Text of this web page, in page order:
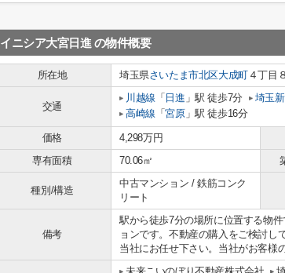
イニシア大宮日進 の物件概要
所在地 埼玉県さいたま市北区大成町４丁目
交通
川越線 「 日進 」駅 徒歩7分 埼玉
高崎線 「宮原」駅 徒歩16分
価格 4,298万円
専有面積
70.06㎡
種別/構造
中古マンション / 鉄筋コンク
リート
備考
駅から徒歩7分の場所に位置する物
ョンです。不動産の購入をご検討し
当社にお任せ下さい。当社がお客様